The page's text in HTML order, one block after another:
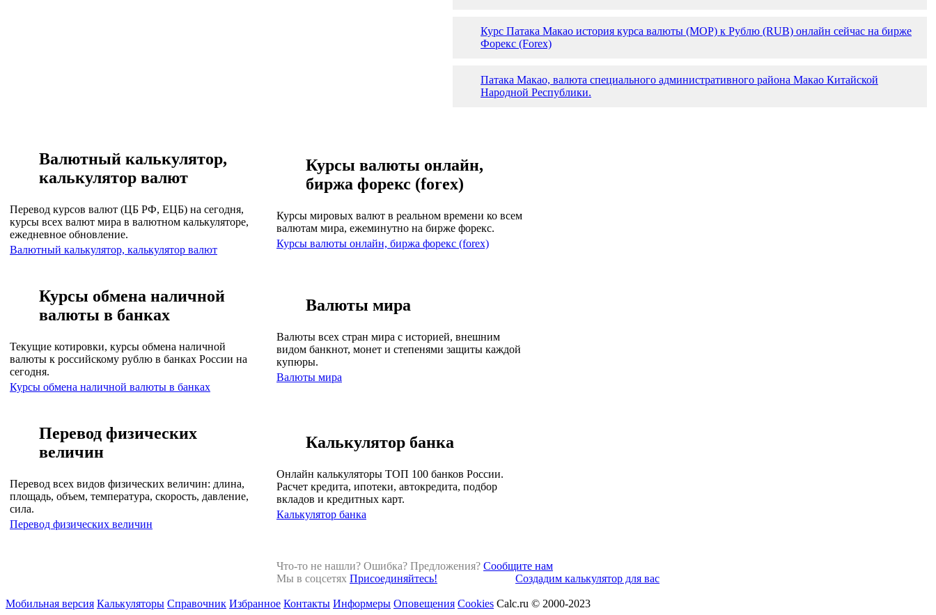
Курс Патака Макао история курса валюты (MOP) к Рублю (RUB) онлайн сейчас на бирже
Форекс (Forex)
Патака Макао, валюта специального административного района Макао Китайской
Народной Республики.
Валютный калькулятор,
калькулятор валют
Перевод курсов валют (ЦБ РФ, ЕЦБ) на сегодня,
курсы всех валют мира в валютном калькуляторе,
ежедневное обновление.
Валютный калькулятор, калькулятор валют
Курсы валюты онлайн,
биржа форекс (forex)
Курсы мировых валют в реальном времени ко всем
валютам мира, ежеминутно на бирже форекс.
Курсы валюты онлайн, биржа форекс (forex)
Курсы обмена наличной
валюты в банках
Текущие котировки, курсы обмена наличной
валюты к российскому рублю в банках России на
сегодня.
Курсы обмена наличной валюты в банках
Валюты мира
Валюты всех стран мира с историей, внешним
видом банкнот, монет и степенями защиты каждой
купюры.
Валюты мира
Перевод физических
величин
Перевод всех видов физических величин: длина,
площадь, объем, температура, скорость, давление,
сила.
Перевод физических величин
Калькулятор банка
Онлайн калькуляторы ТОП 100 банков России.
Расчет кредита, ипотеки, автокредита, подбор
вкладов и кредитных карт.
Калькулятор банка
Что-то не нашли? Ошибка? Предложения? Сообщите нам
Мы в соцсетях Присоединяйтесь! Создадим калькулятор для вас
Мобильная версия Калькуляторы Справочник Избранное Контакты Информеры Оповещения Cookies Calc.ru © 2000-2023